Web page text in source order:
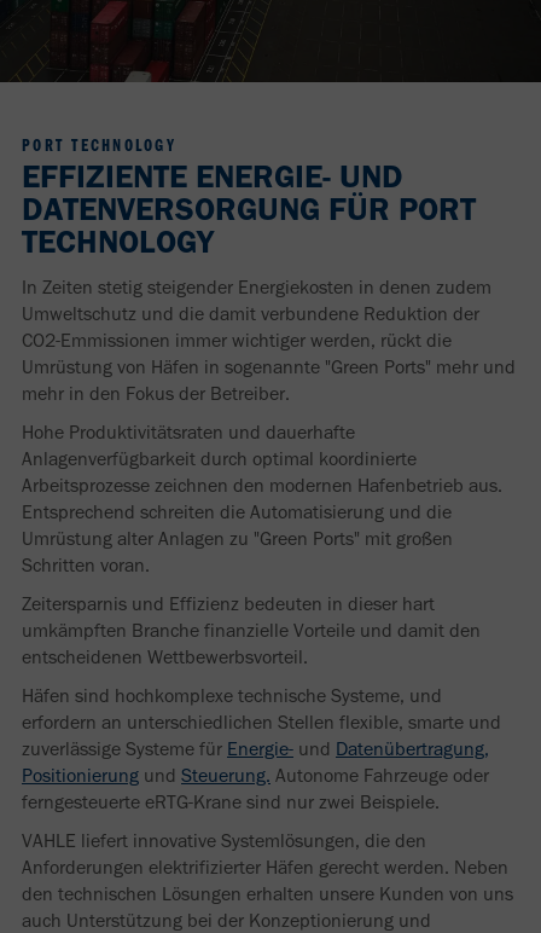
PORT TECHNOLOGY
EFFIZIENTE ENERGIE- UND
DATENVERSORGUNG FÜR PORT
TECHNOLOGY
In Zeiten stetig steigender Energiekosten in denen zudem
Umweltschutz und die damit verbundene Reduktion der
CO2-Emmissionen immer wichtiger werden, rückt die
Umrüstung von Häfen in sogenannte "Green Ports" mehr und
mehr in den Fokus der Betreiber.
Hohe Produktivitätsraten und dauerhafte
Anlagenverfügbarkeit durch optimal koordinierte
Arbeitsprozesse zeichnen den modernen Hafenbetrieb aus.
Entsprechend schreiten die Automatisierung und die
Umrüstung alter Anlagen zu "Green Ports" mit großen
Schritten voran.
Zeitersparnis und Effizienz bedeuten in dieser hart
umkämpften Branche finanzielle Vorteile und damit den
entscheidenen Wettbewerbsvorteil.
Häfen sind hochkomplexe technische Systeme, und
erfordern an unterschiedlichen Stellen flexible, smarte und
zuverlässige Systeme für Energie- und Datenübertragung,
Positionierung und Steuerung. Autonome Fahrzeuge oder
ferngesteuerte eRTG-Krane sind nur zwei Beispiele.
VAHLE liefert innovative Systemlösungen, die den
Anforderungen elektrifizierter Häfen gerecht werden. Neben
den technischen Lösungen erhalten unsere Kunden von uns
auch Unterstützung bei der Konzeptionierung und